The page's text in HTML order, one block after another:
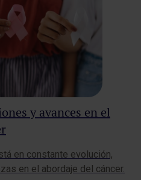
y avances en el
en constante evolución,
en el abordaje del cáncer.